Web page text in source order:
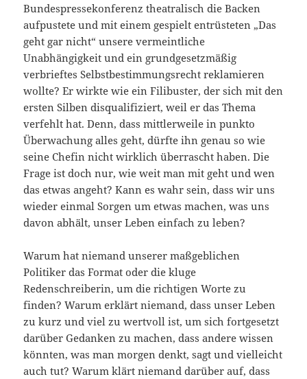
Bundespressekonferenz theatralisch die Backen
aufpustete und mit einem gespielt entrüsteten „Das
geht gar nicht“ unsere vermeintliche
Unabhängigkeit und ein grundgesetzmäßig
verbrieftes Selbstbestimmungsrecht reklamieren
wollte? Er wirkte wie ein Filibuster, der sich mit den
ersten Silben disqualifiziert, weil er das Thema
verfehlt hat. Denn, dass mittlerweile in punkto
Überwachung alles geht, dürfte ihn genau so wie
seine Chefin nicht wirklich überrascht haben. Die
Frage ist doch nur, wie weit man mit geht und wen
das etwas angeht? Kann es wahr sein, dass wir uns
wieder einmal Sorgen um etwas machen, was uns
davon abhält, unser Leben einfach zu leben?
Warum hat niemand unserer maßgeblichen
Politiker das Format oder die kluge
Redenschreiberin, um die richtigen Worte zu
finden? Warum erklärt niemand, dass unser Leben
zu kurz und viel zu wertvoll ist, um sich fortgesetzt
darüber Gedanken zu machen, dass andere wissen
könnten, was man morgen denkt, sagt und vielleicht
auch tut? Warum klärt niemand darüber auf, dass